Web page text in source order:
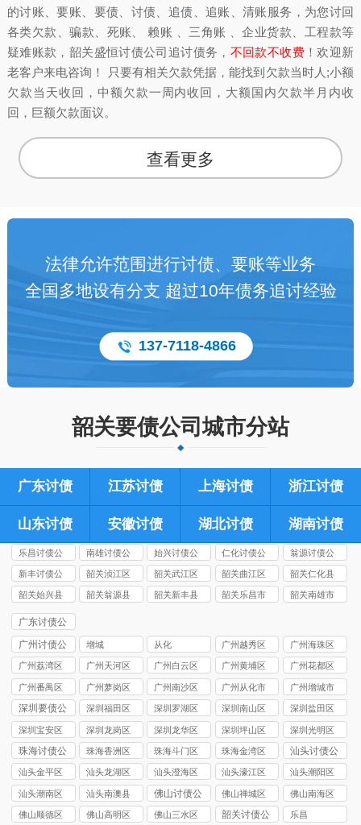
的讨账、要账、要债、讨债、追债、追账、清账服务，为您讨回
各类欠款、骗款、死账、 赖账 、三角账 、企业货款、工程款等
疑难账款，韶关盛恒讨债公司追讨债务， 不回款不收费！欢迎新
老客户来电咨询！ 只要有相关欠款凭据，能找到欠款当时人;小额
欠款当天收回，中额欠款一周内收回，大额国内欠款半月内收
回，巨额欠款面议。
查看更多
法律允许范围进行讨债、要账等业务
全国多地设有分支 超过10年债务追讨经验
137-7118-4866
韶关要债公司城市分站
广东讨债 江苏讨债 上海讨债 浙江讨债
山东讨债 安徽讨债 湖北讨债 湖南讨债
乐昌讨债公
司
南雄讨债公
司
始兴讨债公
司
仁化讨债公
司
翁源讨债公
司
新丰讨债公
司
韶关浈江区
讨债公司
韶关武江区
讨债公司
韶关曲江区
讨债公司
韶关仁化县
讨债公司
韶关始兴县
讨债公司
韶关翁源县
韶关新丰县
韶关乐昌市
韶关南雄市
广东讨债公
司
广州讨债公
司
增城 从化
广州越秀区
讨债公司
广州海珠区
讨债公司
广州荔湾区
讨债公司
广州天河区
讨债公司
广州白云区
讨债公司
广州黄埔区
讨债公司
广州花都区
讨债公司
广州番禺区
讨债公司
广州萝岗区
讨债公司
广州南沙区
讨债公司
广州从化市
讨债公司
广州增城市
讨债公司
深圳要债公
司
深圳福田区
要债公司
深圳罗湖区
要债公司
深圳南山区
要债公司
深圳盐田区
要债公司
深圳宝安区
要债公司
深圳龙岗区
要债公司
深圳龙华区
要债公司
深圳坪山区
要债公司
深圳光明区
要债公司
珠海讨债公
司
珠海香洲区
讨债公司
珠海斗门区
讨债公司
珠海金湾区
讨债公司
汕头讨债公
司
汕头金平区
讨债公司
汕头龙湖区
讨债公司
汕头澄海区
讨债公司
汕头濠江区
讨债公司
汕头潮阳区
讨债公司
汕头潮南区
讨债公司
汕头南澳县
讨债公司
佛山讨债公
司
佛山禅城区
讨债公司
佛山南海区
讨债公司
佛山顺德区
佛山高明区
佛山三水区
韶关讨债公
乐昌